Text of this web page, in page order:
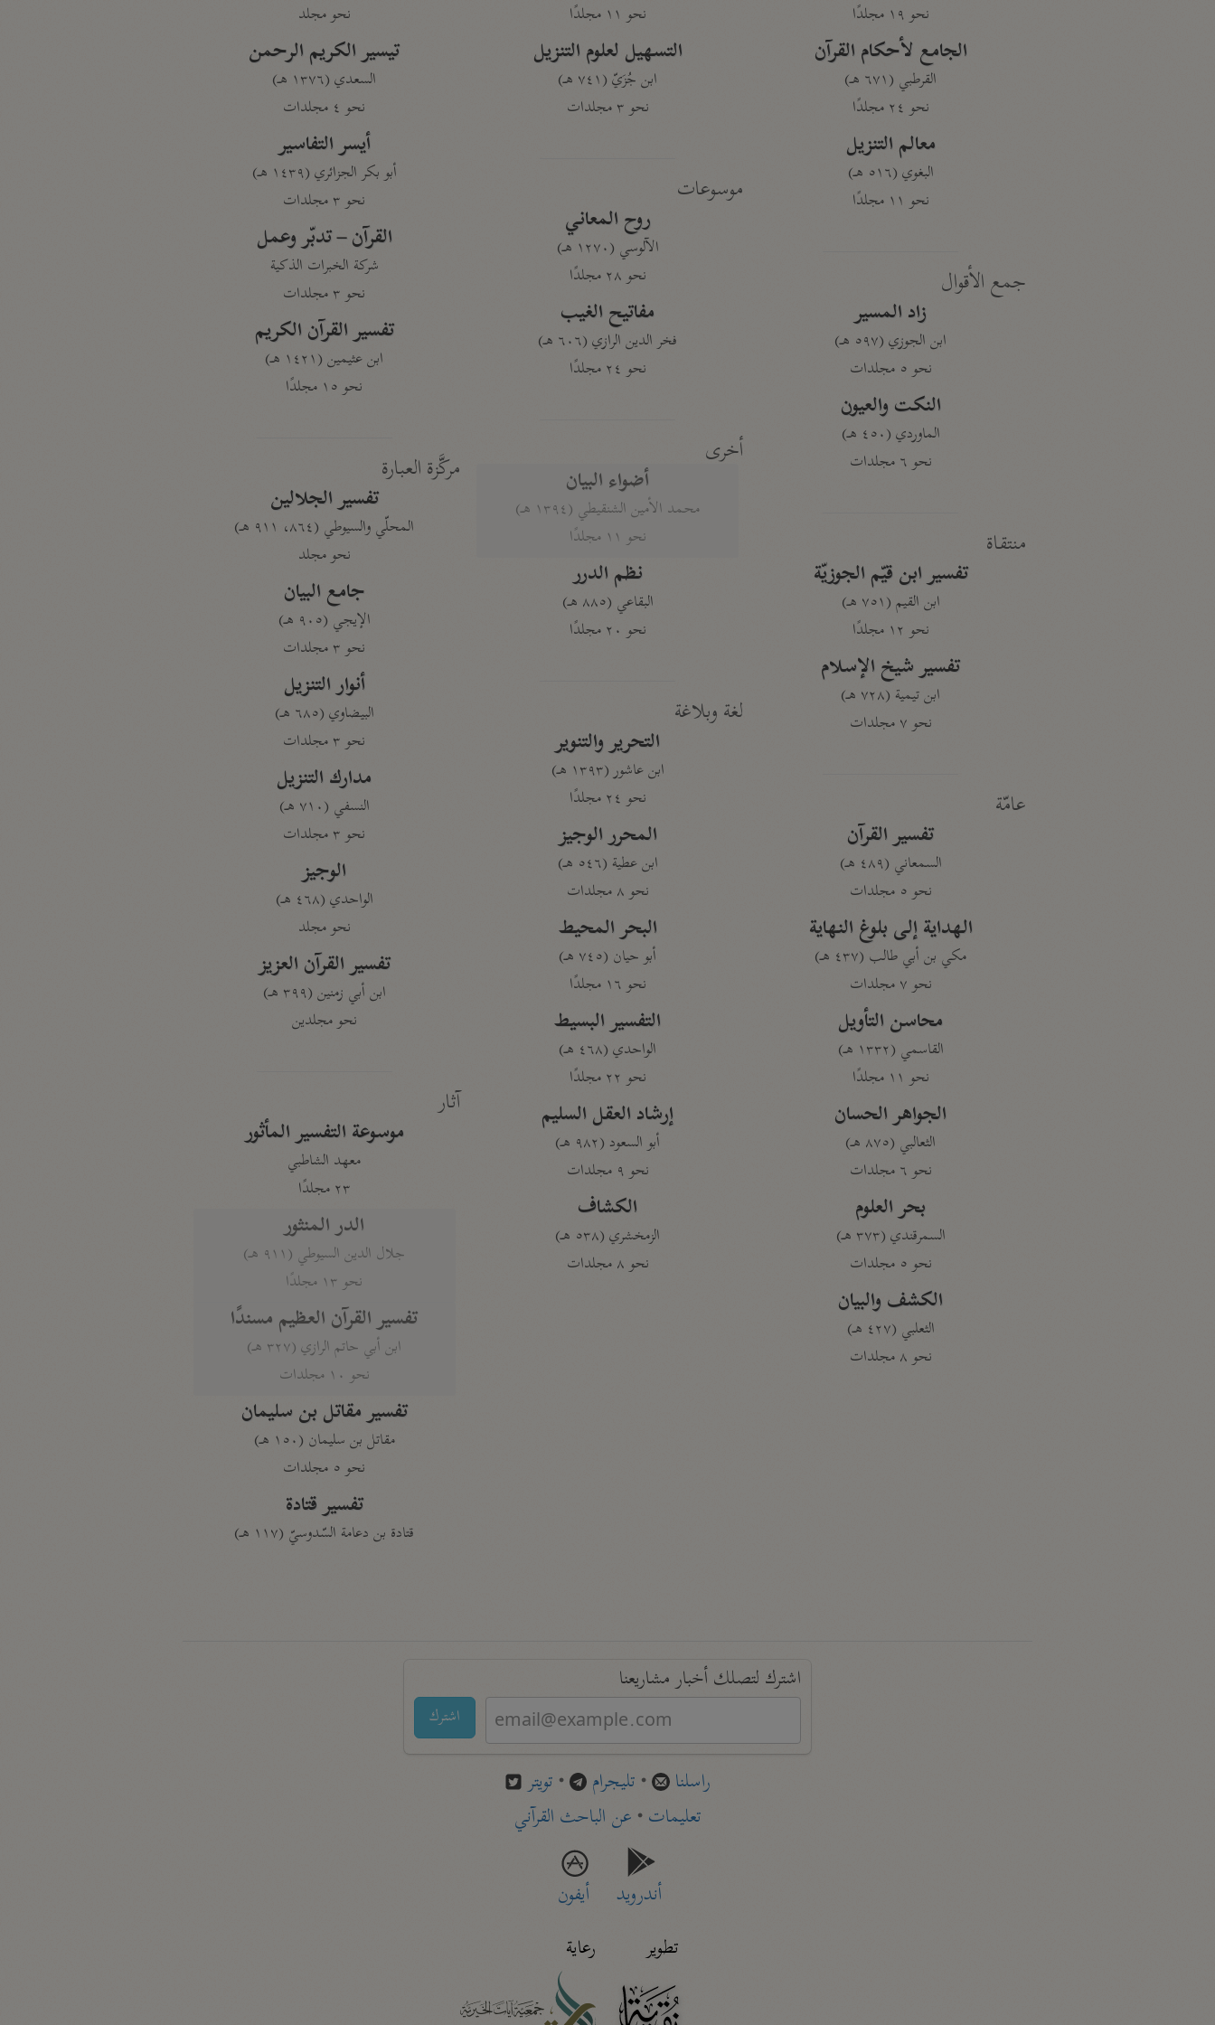
نحو ١٩ مجلدًا
الجامع لأحكام القرآن
القرطبي (٦٧١ هـ)
نحو ٢٤ مجلدًا
معالم التنزيل
البغوي (٥١٦ هـ)
نحو ١١ مجلدًا
جمع الأقوال
زاد المسير
ابن الجوزي (٥٩٧ هـ)
نحو ٥ مجلدات
النكت والعيون
الماوردي (٤٥٠ هـ)
نحو ٦ مجلدات
منتقاة
تفسير ابن قيّم الجوزيّة
ابن القيم (٧٥١ هـ)
نحو ١٢ مجلدًا
تفسير شيخ الإسلام
ابن تيمية (٧٢٨ هـ)
نحو ٧ مجلدات
عامّة
تفسير القرآن
السمعاني (٤٨٩ هـ)
نحو ٥ مجلدات
الهداية إلى بلوغ النهاية
مكي بن أبي طالب (٤٣٧ هـ)
نحو ٧ مجلدات
محاسن التأويل
القاسمي (١٣٣٢ هـ)
نحو ١١ مجلدًا
الجواهر الحسان
الثعالبي (٨٧٥ هـ)
نحو ٦ مجلدات
بحر العلوم
السمرقندي (٣٧٣ هـ)
نحو ٥ مجلدات
الكشف والبيان
الثعلبي (٤٢٧ هـ)
نحو ٨ مجلدات
نحو ١١ مجلدًا
التسهيل لعلوم التنزيل
ابن جُزَيّ (٧٤١ هـ)
نحو ٣ مجلدات
موسوعات
روح المعاني
الآلوسي (١٢٧٠ هـ)
نحو ٢٨ مجلدًا
مفاتيح الغيب
فخر الدين الرازي (٦٠٦ هـ)
نحو ٢٤ مجلدًا
أخرى
أضواء البيان
محمد الأمين الشنقيطي (١٣٩٤ هـ)
نحو ١١ مجلدًا
نظم الدرر
البقاعي (٨٨٥ هـ)
نحو ٢٠ مجلدًا
لغة وبلاغة
التحرير والتنوير
ابن عاشور (١٣٩٣ هـ)
نحو ٢٤ مجلدًا
المحرر الوجيز
ابن عطية (٥٤٦ هـ)
نحو ٨ مجلدات
البحر المحيط
أبو حيان (٧٤٥ هـ)
نحو ١٦ مجلدًا
التفسير البسيط
الواحدي (٤٦٨ هـ)
نحو ٢٢ مجلدًا
إرشاد العقل السليم
أبو السعود (٩٨٢ هـ)
نحو ٩ مجلدات
الكشاف
الزمخشري (٥٣٨ هـ)
نحو ٨ مجلدات
نحو مجلد
تيسير الكريم الرحمن
السعدي (١٣٧٦ هـ)
نحو ٤ مجلدات
أيسر التفاسير
أبو بكر الجزائري (١٤٣٩ هـ)
نحو ٣ مجلدات
القرآن – تدبّر وعمل
شركة الخبرات الذكية
نحو ٣ مجلدات
تفسير القرآن الكريم
ابن عثيمين (١٤٢١ هـ)
نحو ١٥ مجلدًا
مركَّزة العبارة
تفسير الجلالين
المحلّي والسيوطي (٨٦٤، ٩١١ هـ)
نحو مجلد
جامع البيان
الإيجي (٩٠٥ هـ)
نحو ٣ مجلدات
أنوار التنزيل
البيضاوي (٦٨٥ هـ)
نحو ٣ مجلدات
مدارك التنزيل
النسفي (٧١٠ هـ)
نحو ٣ مجلدات
الوجيز
الواحدي (٤٦٨ هـ)
نحو مجلد
تفسير القرآن العزيز
ابن أبي زمنين (٣٩٩ هـ)
نحو مجلدين
آثار
موسوعة التفسير المأثور
معهد الشاطبي
٢٣ مجلدًا
الدر المنثور
جلال الدين السيوطي (٩١١ هـ)
نحو ١٣ مجلدًا
تفسير القرآن العظيم مسندًا
ابن أبي حاتم الرازي (٣٢٧ هـ)
نحو ١٠ مجلدات
تفسير مقاتل بن سليمان
مقاتل بن سليمان (١٥٠ هـ)
نحو ٥ مجلدات
تفسير قتادة
قتادة بن دعامة السّدوسيّ (١١٧ هـ)
اشترك لتصلك أخبار مشاريعنا
اشترك
راسلنا • تليجرام • تويتر
تعليمات• عن الباحث القرآني
أندرويد
أيفون
تطوير
رعاية